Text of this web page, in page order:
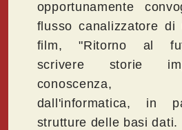
opportunamente
flusso canalizzatore di
film, "Ritorno al
scrivere storie
conoscenza,
dall'informatica, in
strutture delle basi dati.